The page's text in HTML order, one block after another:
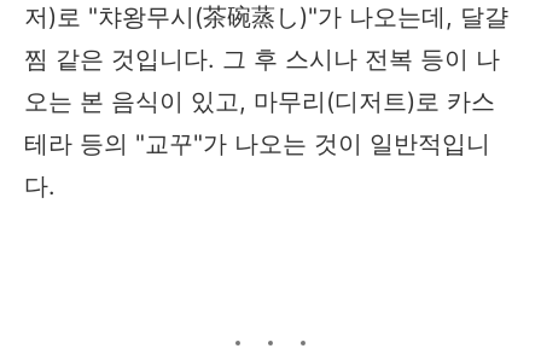
저)로 "챠왕무시(茶碗蒸し)"가 나오는데, 달걀
찜 같은 것입니다. 그 후 스시나 전복 등이 나
오는 본 음식이 있고, 마무리(디저트)로 카스
테라 등의 "교꾸"가 나오는 것이 일반적입니
다.